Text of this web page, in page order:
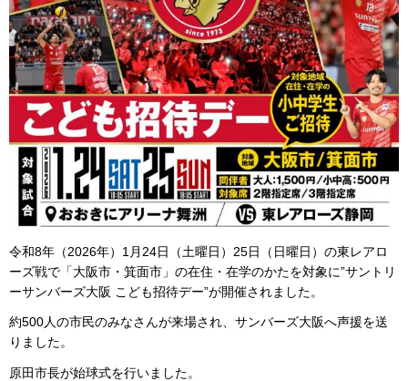
令和8年（2026年）1月24日（土曜日）25日（日曜日）の東レアロ
ーズ戦で「大阪市・箕面市」の在住・在学のかたを対象に”サントリ
ーサンバーズ大阪 こども招待デー”が開催されました。
約500人の市民のみなさんが来場され、サンバーズ大阪へ声援を送
りました。
原田市長が始球式を行いました。